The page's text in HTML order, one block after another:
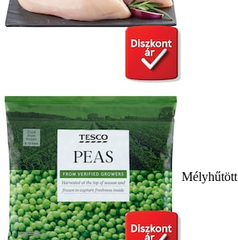
Mélyhűtött